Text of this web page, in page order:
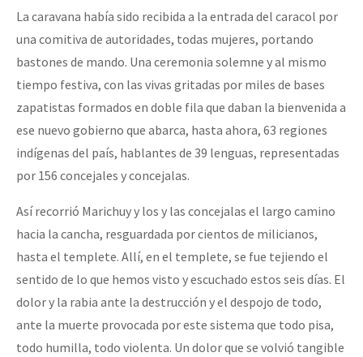
La caravana había sido recibida a la entrada del caracol por
una comitiva de autoridades, todas mujeres, portando
bastones de mando. Una ceremonia solemne y al mismo
tiempo festiva, con las vivas gritadas por miles de bases
zapatistas formados en doble fila que daban la bienvenida a
ese nuevo gobierno que abarca, hasta ahora, 63 regiones
indígenas del país, hablantes de 39 lenguas, representadas
por 156 concejales y concejalas.
Así recorrió Marichuy y los y las concejalas el largo camino
hacia la cancha, resguardada por cientos de milicianos,
hasta el templete. Allí, en el templete, se fue tejiendo el
sentido de lo que hemos visto y escuchado estos seis días. El
dolor y la rabia ante la destrucción y el despojo de todo,
ante la muerte provocada por este sistema que todo pisa,
todo humilla, todo violenta. Un dolor que se volvió tangible